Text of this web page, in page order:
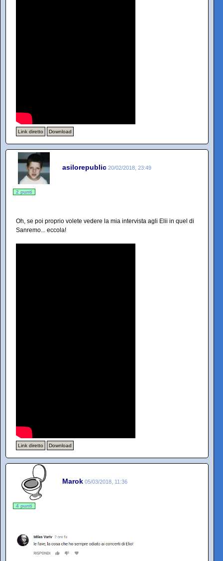
Link diretto Download
asilorepublic 20/02/2018, 23:49
2 punti
Oh, se poi proprio volete vedere la mia intervista agli Elii in quel di
Sanremo... eccola!
Link diretto Download
Marok 05/03/2018, 11:36
4 punti